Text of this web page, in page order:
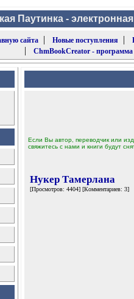
Паутинка -
сайта| Новые поступления |
| ChmBookCreator -
Если Вы автор, переводчик или
свяжитесь с нами и книги будут
Нукер Тамерлана
[Просмотров: 4404] [Комментариев: 3]